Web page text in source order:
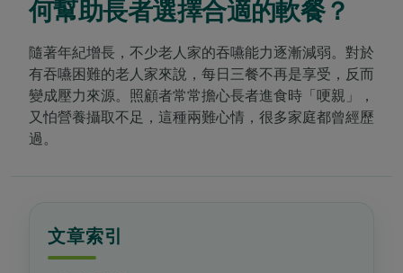
revamp
黑暗 / 明亮模式
何幫助長者選擇合適的軟餐？
隨著年紀增長，不少老人家的吞嚥能力逐漸減弱。對於
有吞嚥困難的老人家來說，每日三餐不再是享受，反而
變成壓力來源。照顧者常常擔心長者進食時「哽親」，
又怕營養攝取不足，這種兩難心情，很多家庭都曾經歷
過。
SEO 簡短答案
Facts at a Glance 快速重點
文章索引